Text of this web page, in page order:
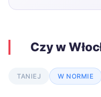
Czy w
TANIEJ W NORMIE